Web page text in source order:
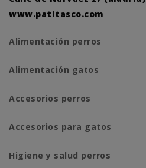
www.patitasco.com
Alimentación perros
Alimentación gatos
Accesorios perros
Accesorios para gatos
Higiene y salud perros